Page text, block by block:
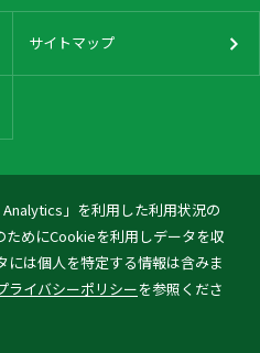
」を利用した利用状況の
ためにCookieを利用しデータを収
は個人を特定する情報は含みま
ライバシーポリシーを参照くださ
サイトマップ